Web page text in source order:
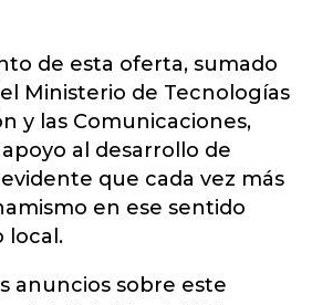
de esta oferta, sumado
Ministerio de Tecnologías
y las Comunicaciones,
al desarrollo de
que cada vez más
en ese sentido
local.
anuncios sobre este